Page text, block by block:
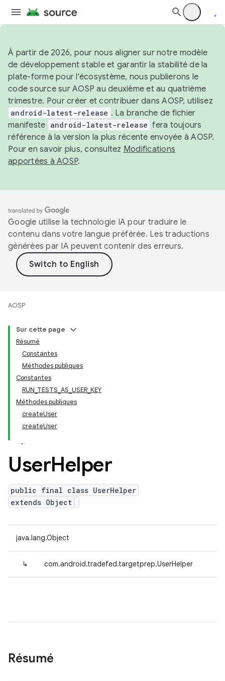
À partir de 2026, pour nous aligner sur notre modèle
de développement stable et garantir la stabilité de la
plate-forme pour l'écosystème, nous publierons le
code source sur AOSP au deuxième et au quatrième
trimestre. Pour créer et contribuer dans AOSP, utilisez
android-latest-release . La branche de fichier
manifeste android-latest-release fera toujours
référence à la version la plus récente envoyée à AOSP.
Pour en savoir plus, consultez Modifications
apportées à AOSP.
Google utilise la technologie IA pour traduire le
contenu dans votre langue préférée. Les traductions
générées par IA peuvent contenir des erreurs.
AOSP
Sur cette page
Résumé
Constantes
Méthodes publiques
Constantes
RUN_TESTS_AS_USER_KEY
Méthodes publiques
createUser
createUser
UserHelper
public final class UserHelper
extends Object
java.lang.Object
↳ com.android.tradefed.targetprep.UserHelper
Résumé